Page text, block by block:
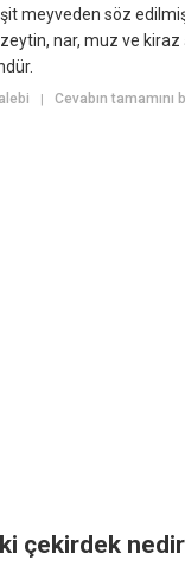
meyveden söz
nar, muz ve kiraz
|Cevabın tamamını
çekirdek